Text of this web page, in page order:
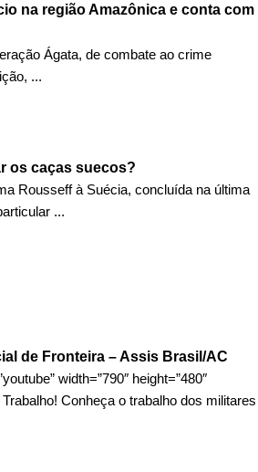
na região Amazônica e conta com
Ágata, de combate ao crime
...
os caças suecos?
Rousseff à Suécia, concluída na última
...
de Fronteira – Assis Brasil/AC
width=”790″ height=”480″
Conheça o trabalho dos militares